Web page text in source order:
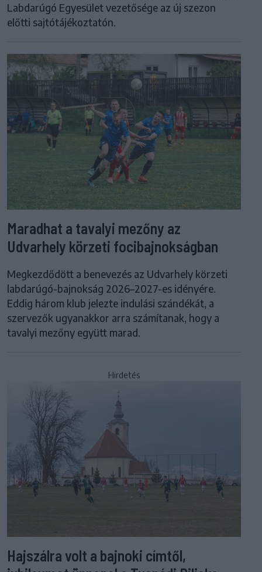
Labdarúgó Egyesület vezetősége az új szezon
előtti sajtótájékoztatón.
Maradhat a tavalyi mezőny az
Udvarhely körzeti focibajnokságban
Megkezdődött a benevezés az Udvarhely körzeti
labdarúgó-bajnokság 2026–2027-es idényére.
Eddig három klub jelezte indulási szándékát, a
szervezők ugyanakkor arra számítanak, hogy a
tavalyi mezőny együtt marad.
Hirdetés
Hajszálra volt a bajnoki címtől,